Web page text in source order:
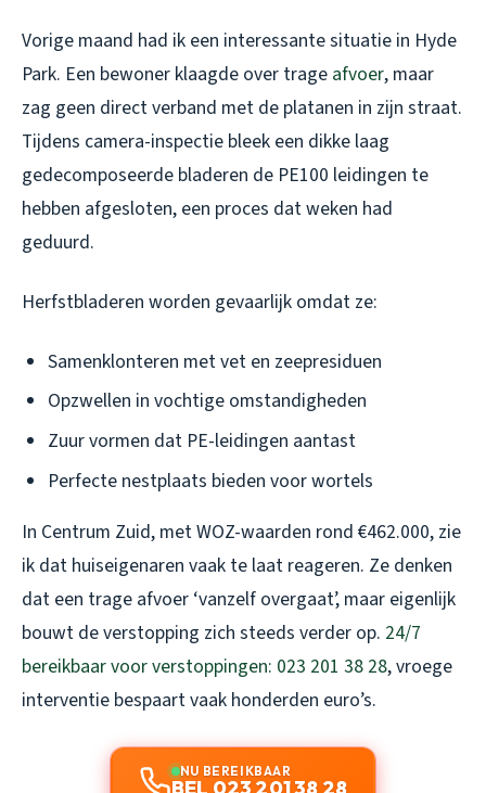
Vorige maand had ik een interessante situatie in Hyde
Park. Een bewoner klaagde over trage afvoer, maar
zag geen direct verband met de platanen in zijn straat.
Tijdens camera-inspectie bleek een dikke laag
gedecomposeerde bladeren de PE100 leidingen te
hebben afgesloten, een proces dat weken had
geduurd.
Herfstbladeren worden gevaarlijk omdat ze:
Samenklonteren met vet en zeepresiduen
Opzwellen in vochtige omstandigheden
Zuur vormen dat PE-leidingen aantast
Perfecte nestplaats bieden voor wortels
In Centrum Zuid, met WOZ-waarden rond €462.000, zie
ik dat huiseigenaren vaak te laat reageren. Ze denken
dat een trage afvoer ‘vanzelf overgaat’, maar eigenlijk
bouwt de verstopping zich steeds verder op. 24/7
bereikbaar voor verstoppingen: 023 201 38 28, vroege
interventie bespaart vaak honderden euro’s.
NU BEREIKBAAR
BEL 023 201 38 28